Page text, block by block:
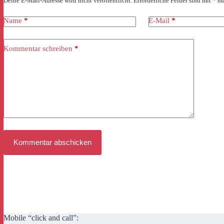
Name * E-Mail *
Kommentar schreiben *
Kommentar abschicken
Mobile “click and call”: